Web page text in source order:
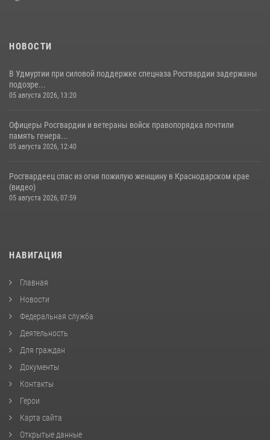
НОВОСТИ
В Удмуртии при силовой поддержке спецназа Росгвардии задержаны
подозре...
05 августа 2026, 13:20
Офицеры Росгвардии и ветераны войск правопорядка почтили
память генера...
05 августа 2026, 12:40
Росгвардеец спас из огня пожилую женщину в Краснодарском крае
(видео)
05 августа 2026, 07:59
НАВИГАЦИЯ
Главная
Новости
Федеральная служба
Деятельность
Для граждан
Документы
Контакты
Герои
Карта сайта
Открытые данные